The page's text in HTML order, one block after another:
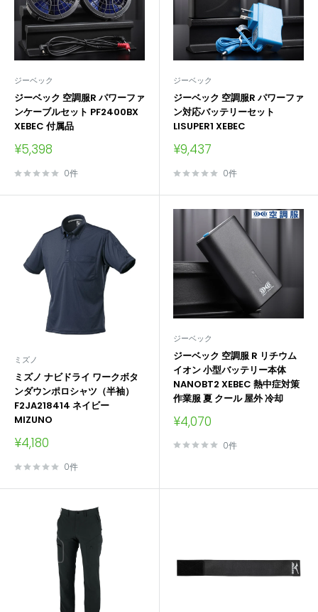
ジーベック
ジーベック 空調服R パワーファ
ンケーブルセット PF2400BX
XEBEC 付属品
販
価
¥5,398
0件
ジーベック
ジーベック 空調服R パワーファ
ン対応バッテリーセット
LISUPER1 XEBEC
販
価
¥9,437
0件
ミズノ
ミズノ ナビドライ ワークボタ
ンダウンポロシャツ（半袖）
F2JA218414 ネイビー
MIZUNO
販
価
¥4,180
0件
ジーベック
ジーベック 空調服 R リチウム
イオン 小型バッテリー本体
NANOBT2 XEBEC 熱中症対策
作業服 夏 クール 屋外 冷却
販
価
¥4,070
0件